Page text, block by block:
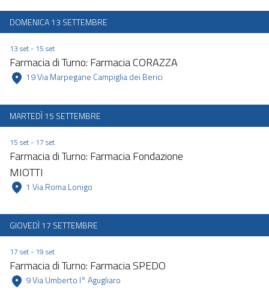
DOMENICA 13 SETTEMBRE
13 set - 15 set
Farmacia di Turno: Farmacia CORAZZA
MARTEDÌ 15 SETTEMBRE
15 set - 17 set
Farmacia di Turno: Farmacia Fondazione
MIOTTI
GIOVEDÌ 17 SETTEMBRE
17 set - 19 set
Farmacia di Turno: Farmacia SPEDO